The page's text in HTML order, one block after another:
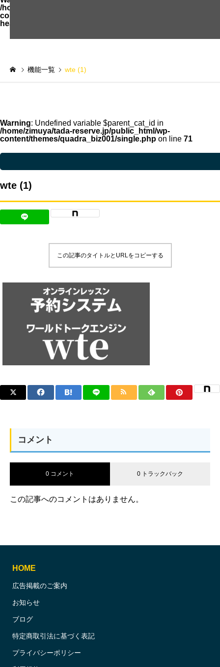
/home/zimuya/tada-reserve.jp/public_html/wp-
content/themes/quadra_biz001/template-parts/page-
header-title.php
機能一覧 wte (1)
Warning: Undefined variable $parent_cat_id in
/home/zimuya/tada-reserve.jp/public_html/wp-
content/themes/quadra_biz001/single.php on line 71
wte (1)
この記事のタイトルとURLをコピーする
コメント
0 コメント 0 トラックバック
この記事へのコメントはありません。
HOME
広告掲載のご案内
お知らせ
ブログ
特定商取引法に基づく表記
プライバシーポリシー